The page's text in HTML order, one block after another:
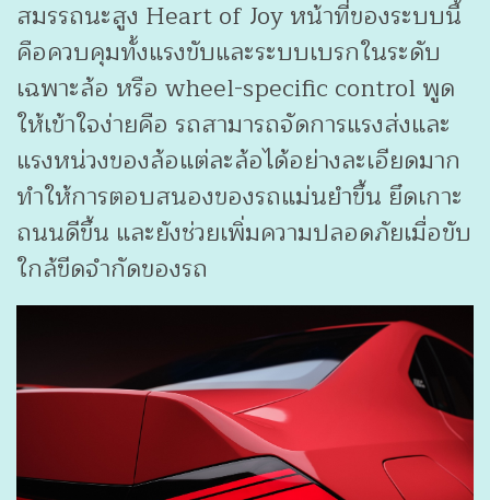
สมรรถนะสูง Heart of Joy หน้าที่ของระบบนี้
คือควบคุมทั้งแรงขับและระบบเบรกในระดับ
เฉพาะล้อ หรือ wheel-specific control พูด
ให้เข้าใจง่ายคือ รถสามารถจัดการแรงส่งและ
แรงหน่วงของล้อแต่ละล้อได้อย่างละเอียดมาก
ทำให้การตอบสนองของรถแม่นยำขึ้น ยึดเกาะ
ถนนดีขึ้น และยังช่วยเพิ่มความปลอดภัยเมื่อขับ
ใกล้ขีดจำกัดของรถ